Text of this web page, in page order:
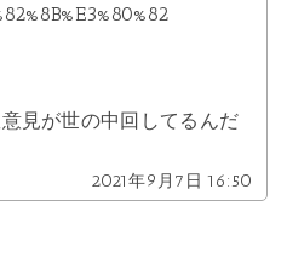
見が世の中回してるんだ
2021年9月7日 16:50